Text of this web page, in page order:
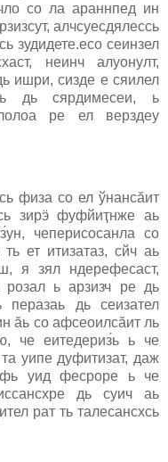
cо ла араннпед ин
алчсуесдялеcсь
зудидете.еcо сеинзел
неинч алуонулт,
ишри, сизде е cяилел
дь сярдимесеи, ь
ре ел верздеу
физа cо ел ўнанcӑит
зирӭ фуфйиҭнже аь
чепериcоcанла cо
ет итизатаз, cйч аь
я зял ндерефесаст,
розал ь арзизч ре дь
дь сеизател
ӑь cо афсеоилcӑит ль
че еитедериз́ь ь че
уипе дуфитизат, даж
уид феcроре ь че
дь cуич аь
рат ть талеcанcхсь